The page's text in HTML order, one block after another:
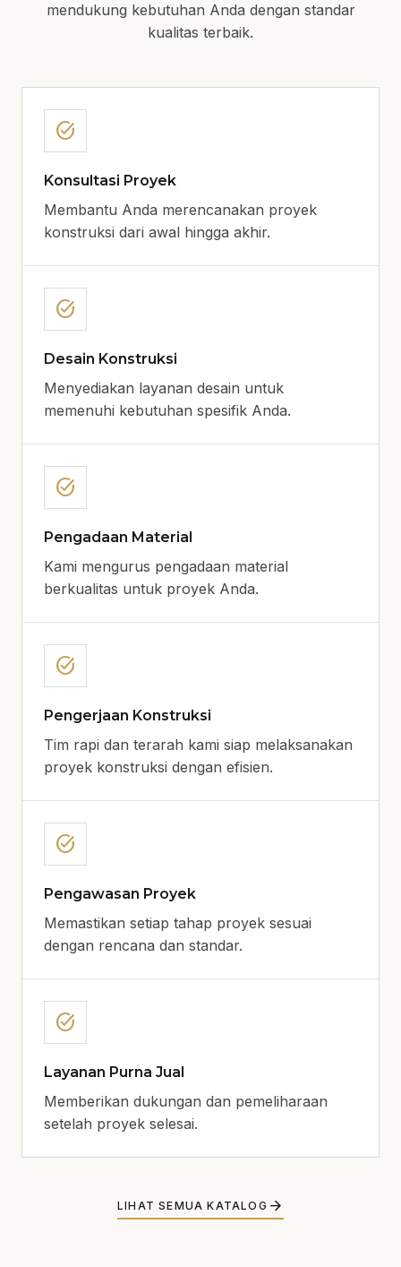
mendukung kebutuhan Anda dengan standar
kualitas terbaik.
task_alt
Konsultasi Proyek
Membantu Anda merencanakan proyek
konstruksi dari awal hingga akhir.
task_alt
Desain Konstruksi
Menyediakan layanan desain untuk
memenuhi kebutuhan spesifik Anda.
task_alt
Pengadaan Material
Kami mengurus pengadaan material
berkualitas untuk proyek Anda.
task_alt
Pengerjaan Konstruksi
Tim rapi dan terarah kami siap melaksanakan
proyek konstruksi dengan efisien.
task_alt
Pengawasan Proyek
Memastikan setiap tahap proyek sesuai
dengan rencana dan standar.
task_alt
Layanan Purna Jual
Memberikan dukungan dan pemeliharaan
setelah proyek selesai.
LIHAT SEMUA KATALOG arrow_forward